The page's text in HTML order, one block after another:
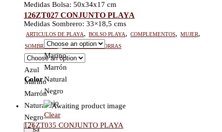
126ZT027 CONJUNTO PLAYA
Articulos de playa, Bolso Playa, Complementos, Mujer,
Sombreros,Sombreros / Gorras
Azul
Marino
Marrón
Natural
Negro
Rosa
Medidas Bolsa: 50x34x17 cm
Medidas Sombrero: 33×18,5 cms
Color
Marino
Marrón
Natural
Negro
Rojo
Clear
-
126ZT035 CONJUNTO PLAYA